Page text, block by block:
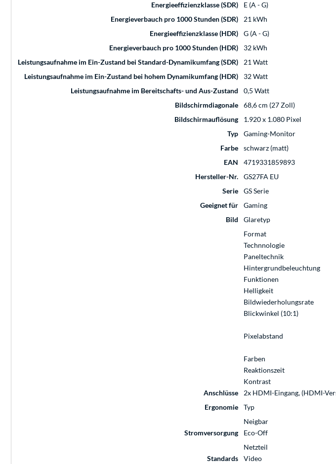
Energieeffizienzklasse (SDR)
E (A - G)
Energieverbauch pro 1000 Stunden (SDR)
21 kWh
Energieeffizienzklasse (HDR)
G (A - G)
Energieverbauch pro 1000 Stunden (HDR)
32 kWh
Leistungsaufnahme im Ein-Zustand bei Standard-Dynamikumfang (SDR)
21 Watt
Leistungsaufnahme im Ein-Zustand bei hohem Dynamikumfang (HDR)
32 Watt
Leistungsaufnahme im Bereitschafts- und Aus-Zustand
0,5 Watt
Bildschirmdiagonale
68,6 cm (27 Zoll)
Bildschirmauflösung
1.920 x 1.080 Pixel
Typ
Gaming-Monitor
Farbe
schwarz (matt)
EAN
4719331859893
Hersteller-Nr.
GS27FA EU
Serie
GS Serie
Geeignet für
Gaming
Bild
Glaretyp
Format
Technnologie
Paneltechnik
Hintergrundbeleuchtung
Funktionen
Helligkeit
Bildwiederholungsrate
Blickwinkel (10:1)
Pixelabstand
Farben
Reaktionszeit
Kontrast
Anschlüsse
2x HDMI-Eingang, (HDMI-
Ergonomie
Typ
Neigbar
Stromversorgung
Eco-Off
Netzteil
Standards
Video